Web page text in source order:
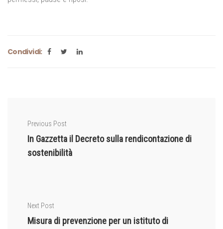
Condividi:
Previous Post
In Gazzetta il Decreto sulla rendicontazione di
sostenibilità
Next Post
Misura di prevenzione per un istituto di